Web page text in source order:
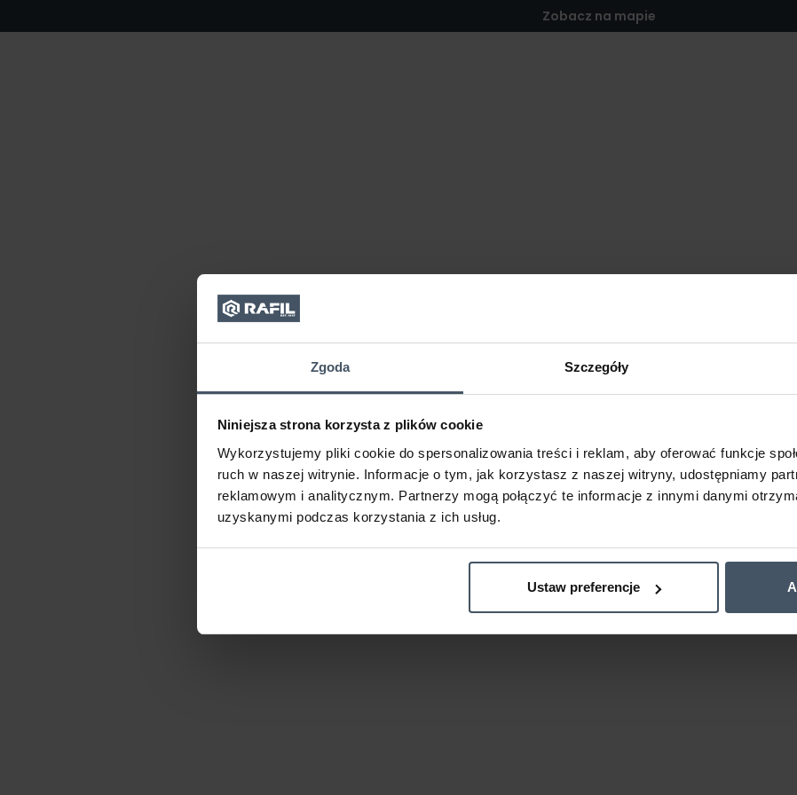
Zgoda Szczegóły
Niniejsza strona korzysta z plików cookie
Wykorzystujemy pliki cookie do spersonalizowania treści i reklam, aby oferować funkcje
ruch w naszej witrynie. Informacje o tym, jak korzystasz z naszej witryny, udostępniamy
reklamowym i analitycznym. Partnerzy mogą połączyć te informacje z innymi danymi
uzyskanymi podczas korzystania z ich usług.
Ustaw preferencje
Zobacz na mapie